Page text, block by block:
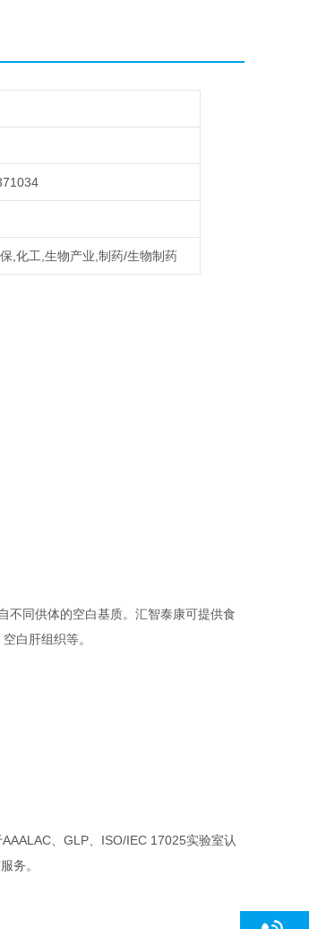
,化工,生物产业,制药/生物制药
不同供体的空白基质。汇智泰康可提供食
白肝组织等。
、GLP、ISO/IEC 17025实验室认
务。